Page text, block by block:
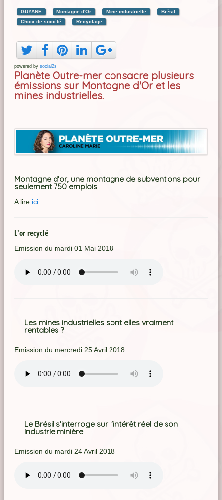
GUYANE Montagne d'Or Mine industrielle
Brésil
Choix de société
Recyclage
powered by social2s
Planète Outre-mer consacre plusieurs
émissions sur Montagne d'Or et les
mines industrielles.
Montagne d'or, une montagne de subventions pour
seulement 750 emplois
A lire ici
L'or recyclé
Emission du mardi 01 Mai 2018
Les mines industrielles sont elles vraiment
rentables ?
Emission du mercredi 25 Avril 2018
Le Brésil s'interroge sur l'intérêt réel de son
industrie minière
Emission du mardi 24 Avril 2018